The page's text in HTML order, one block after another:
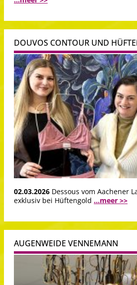
DOUVOS CONTOUR UND
02.03.2026 Dessous vom Aachener
exklusiv bei Hüftengold ...meer >>
AUGENWEIDE VENNEMANN